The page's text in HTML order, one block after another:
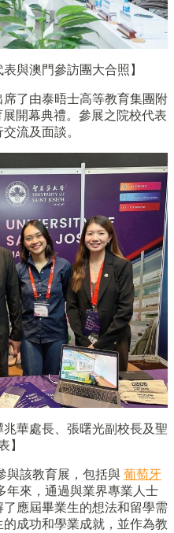
與澳門參訪團大合照】
了由泰晤士高等教育集團附
開幕典禮。參展之院校代表
流及面談。
兆華處長、張曙光副校長及聖
】
與該教育展，包括與葡萄牙
年來，通過與業界專業人士
應屆畢業生的想法和留學需
成功和學業成就，並作為教